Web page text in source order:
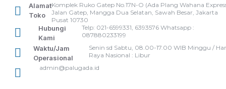
Alamat
Toko
Komplek Ruko Gatep No.17N-O (Ada Plang Wahana
Jalan Gatep, Mangga Dua Selatan, Sawah Besar, Jakarta
Pusat 10730
Hubungi
Kami
Telp: 021-6599331, 6393576 Whatsapp :
087880233199
Waktu/Jam
Operasional
Senin sd Sabtu, 08.00-17.00 WIB Minggu /
Raya Nasional : Libur
admin@palugada.id